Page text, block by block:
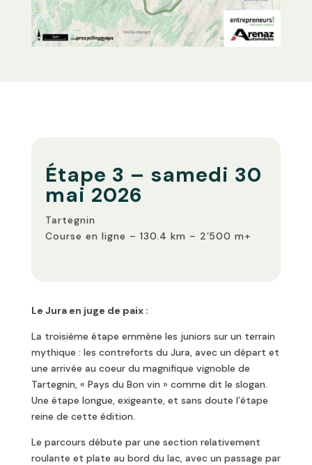
Étape 3 – samedi 30
mai 2026
Tartegnin
Course en ligne – 130.4 km – 2’500 m+
Le Jura en juge de paix :
La troisième étape emmène les juniors sur un terrain
mythique : les contreforts du Jura, avec un départ et
une arrivée au coeur du magnifique vignoble de
Tartegnin, « Pays du Bon vin » comme dit le slogan.
Une étape longue, exigeante, et sans doute l’étape
reine de cette édition.
Le parcours débute par une section relativement
roulante et plate au bord du lac, avec un passage par